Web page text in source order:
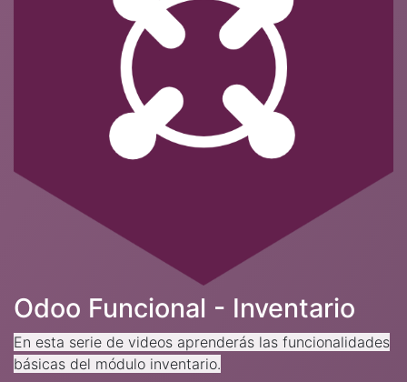
Odoo Funcional - Inventario
En esta serie de videos aprenderás las funcionalidades
básicas del módulo inventario.